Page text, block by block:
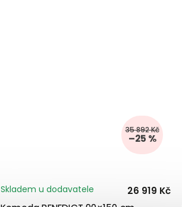
35 892 Kč
–25 %
Skladem u dodavatele 26 919 Kč